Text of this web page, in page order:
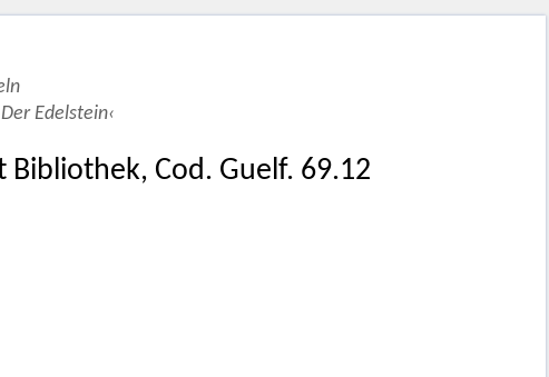
Edelstein‹
Cod. Guelf. 69.12